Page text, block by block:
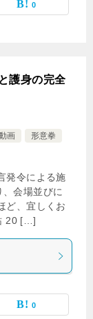
0
護身の完全
画
形意拳
発令による施
会場並びに
ど、宜しくお
20 […]
0